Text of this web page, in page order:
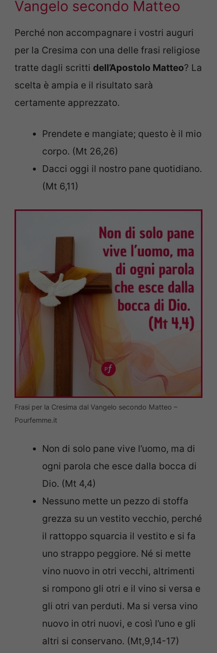
Vangelo secondo Matteo
Perché non accompagnare i vostri auguri
per la Cresima con una delle frasi religiose
tratte dagli scritti dell’Apostolo Matteo? La
scelta è ampia e il risultato sarà
certamente apprezzato.
Prendete e mangiate; questo è il mio
corpo. (Mt 26,26)
Dacci oggi il nostro pane quotidiano.
(Mt 6,11)
Frasi per la Cresima dal Vangelo secondo Matteo –
Pourfemme.it
Non di solo pane vive l’uomo, ma di
ogni parola che esce dalla bocca di
Dio. (Mt 4,4)
Nessuno mette un pezzo di stoffa
grezza su un vestito vecchio, perché
il rattoppo squarcia il vestito e si fa
uno strappo peggiore. Né si mette
vino nuovo in otri vecchi, altrimenti
si rompono gli otri e il vino si versa e
gli otri van perduti. Ma si versa vino
nuovo in otri nuovi, e così l’uno e gli
altri si conservano. (Mt,9,14-17)